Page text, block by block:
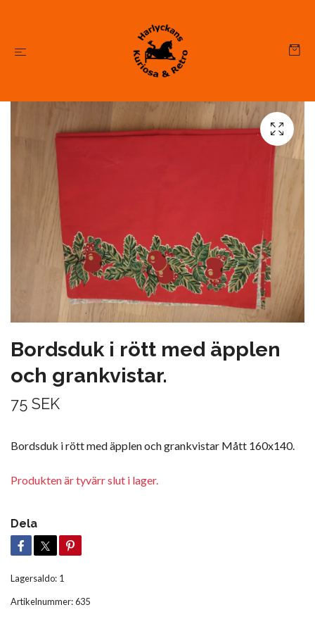
Bordsduk i rött med äpplen
och grankvistar.
75 SEK
Bordsduk i rött med äpplen och grankvistar Mått 160x140.
Produkten är tyvärr slut i lager.
Dela
Lagersaldo: 1
Artikelnummer:635